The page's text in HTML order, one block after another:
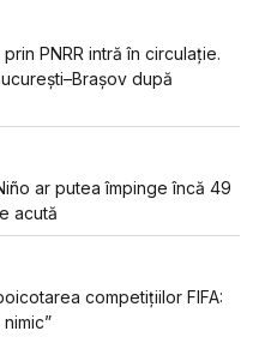
PNRR intră în circulație.
după
ar putea împinge încă 49
acută
competițiilor FIFA: